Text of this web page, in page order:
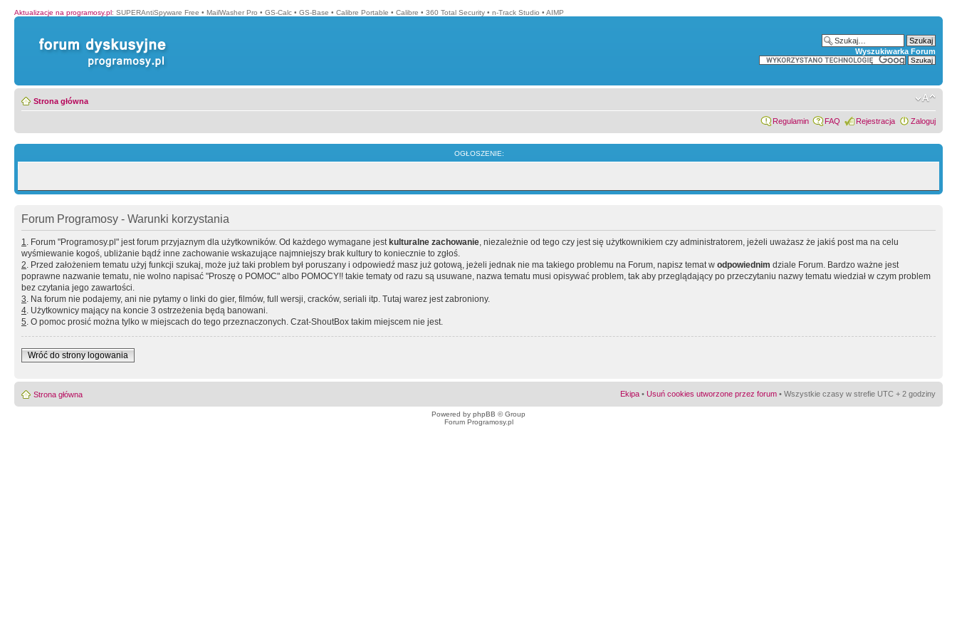
Aktualizacje na programosy.pl: SUPERAntiSpyware Free • MailWasher Pro • GS-Calc • GS-Base • Calibre Portable • Calibre • 360 Total Security • n-Track Studio • AIMP
Wyszukiwarka Forum
Strona główna
Regulamin FAQ Rejestracja Zaloguj
OGŁOSZENIE:
Forum Programosy - Warunki korzystania
1. Forum "Programosy.pl" jest forum przyjaznym dla użytkowników. Od każdego wymagane jest kulturalne zachowanie, niezależnie od tego czy jest się użytkownikiem czy administratorem, jeżeli uważasz że jakiś post ma na celu
wyśmiewanie kogoś, ubliżanie bądź inne zachowanie wskazujące najmniejszy brak kultury to koniecznie to zgłoś.
2. Przed założeniem tematu użyj funkcji szukaj, może już taki problem był poruszany i odpowiedź masz już gotową, jeżeli jednak nie ma takiego problemu na Forum, napisz temat w odpowiednim dziale Forum. Bardzo ważne jest
poprawne nazwanie tematu, nie wolno napisać "Proszę o POMOC" albo POMOCY!! takie tematy od razu są usuwane, nazwa tematu musi opisywać problem, tak aby przeglądający po przeczytaniu nazwy tematu wiedział w czym problem
bez czytania jego zawartości.
3. Na forum nie podajemy, ani nie pytamy o linki do gier, filmów, full wersji, cracków, seriali itp. Tutaj warez jest zabroniony.
4. Użytkownicy mający na koncie 3 ostrzeżenia będą banowani.
5. O pomoc prosić można tylko w miejscach do tego przeznaczonych. Czat-ShoutBox takim miejscem nie jest.
Wróć do strony logowania
Strona główna Ekipa • Usuń cookies utworzone przez forum • Wszystkie czasy w strefie UTC + 2 godziny
Powered by phpBB © Group
Forum Programosy.pl